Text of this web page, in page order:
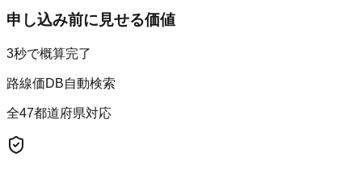
申し込み前に見せる価値
3秒で概算完了
路線価DB自動検索
全47都道府県対応